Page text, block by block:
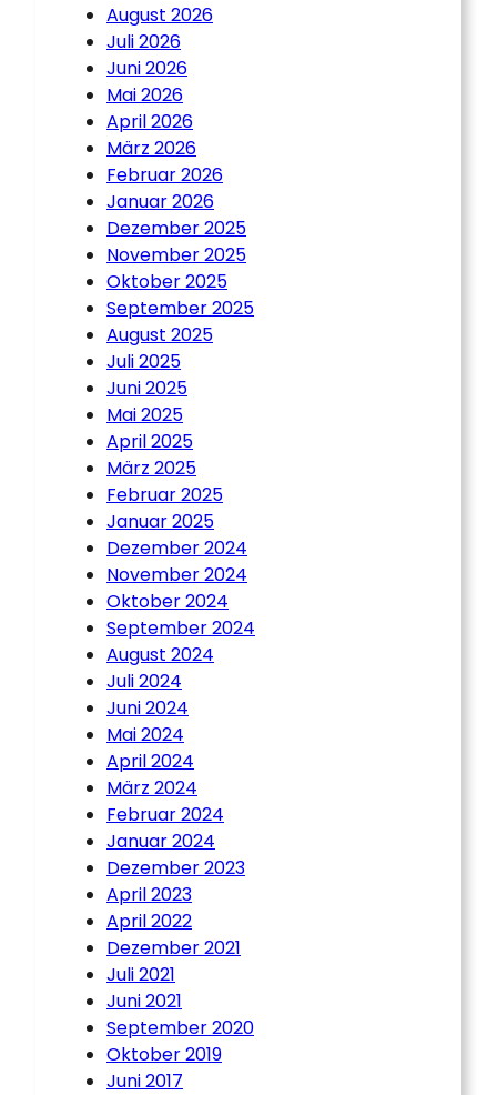
August 2026
Juli 2026
Juni 2026
Mai 2026
April 2026
März 2026
Februar 2026
Januar 2026
Dezember 2025
November 2025
Oktober 2025
September 2025
August 2025
Juli 2025
Juni 2025
Mai 2025
April 2025
März 2025
Februar 2025
Januar 2025
Dezember 2024
November 2024
Oktober 2024
September 2024
August 2024
Juli 2024
Juni 2024
Mai 2024
April 2024
März 2024
Februar 2024
Januar 2024
Dezember 2023
April 2023
April 2022
Dezember 2021
Juli 2021
Juni 2021
September 2020
Oktober 2019
Juni 2017